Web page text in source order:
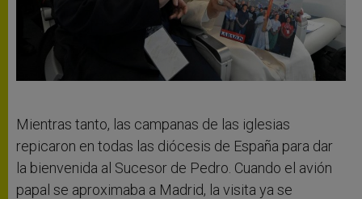
Mientras tanto, las campanas de las iglesias
repicaron en todas las diócesis de España para dar
la bienvenida al Sucesor de Pedro. Cuando el avión
papal se aproximaba a Madrid, la visita ya se